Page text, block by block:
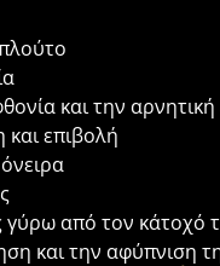
και την αρνητική
επιβολή
γύρω από τον κάτοχό
και την αφύπνιση